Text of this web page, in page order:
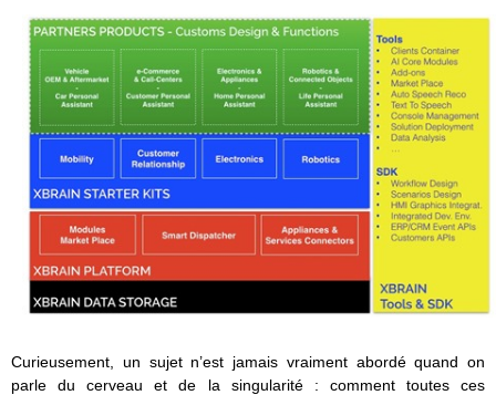
Curieusement, un sujet n’est jamais vraiment abordé quand on
parle du cerveau et de la singularité : comment toutes ces